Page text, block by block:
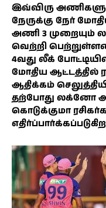
இவ்விரு
நேருக்கு நேர்
அணி 3 முறையும்
வெற்றி
4வது லீக்
மோதிய ஆட்டத்தில்
ஆதிக்கம்
தற்போது லக்னோ
கொடுக்குமா